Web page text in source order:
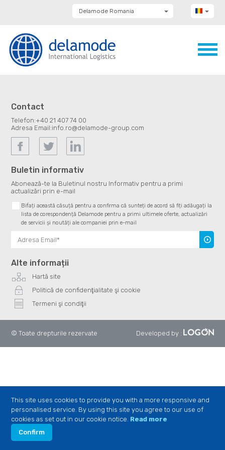
Delamode Romania
Delamode Bulgaria
Delamode Estonia
Delamode Latvia
Contact
Telefon:+40 21 407 74 00
Adresa Email:info.ro@delamode-group.com
Buletin informativ
Abonează-te la Buletinul nostru Informativ pentru a primi
actualizări prin e-mail
Bifați această căsuță pentru a confirma că sunteți de acord să fiți adăugați la
lista de corespondență Delamode pentru a primi ultimele oferte, actualizări
de servicii și noutăți ale companiei prin e-mail
Alte informații
Hartă site
Politică de confidenţialitate şi cookie
Termeni şi condiţii
© Toate drepturile rezervate Developed by :
This site uses cookies to provide you with a more responsive and
personalised service. By using this site you agree to our use of
cookies as set out in our cookie notice. Read more
Confirm